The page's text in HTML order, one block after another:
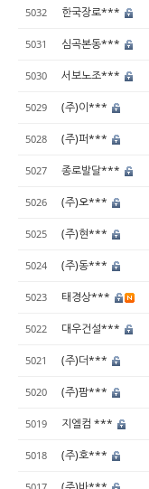
5032 한국장로***
5031 심곡본동***
5030 서보노조***
5029 (주)이***
5028 (주)퍼***
5027 종로발달***
5026 (주)오***
5025 (주)현***
5024 (주)동***
5023 태경상***
5022 대우건설***
5021 (주)더***
5020 (주)팜***
5019 지엘컴 ***
5018 (주)호***